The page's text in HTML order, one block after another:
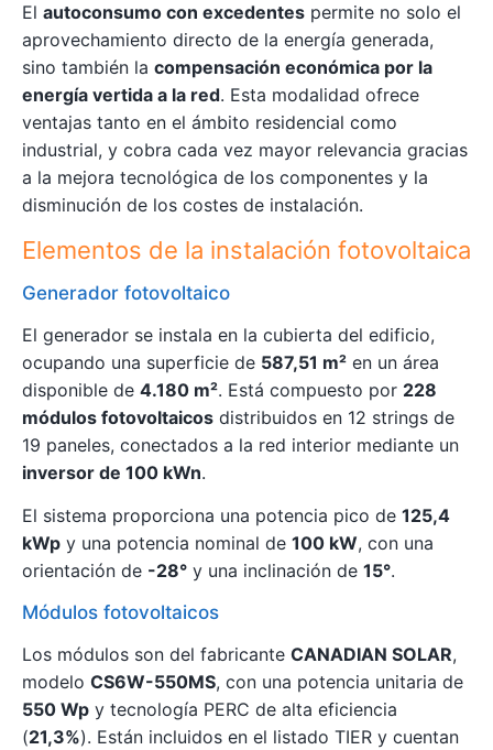
El autoconsumo con excedentes permite no solo el
aprovechamiento directo de la energía generada,
sino también la compensación económica por la
energía vertida a la red. Esta modalidad ofrece
ventajas tanto en el ámbito residencial como
industrial, y cobra cada vez mayor relevancia gracias
a la mejora tecnológica de los componentes y la
disminución de los costes de instalación.
Elementos de la instalación fotovoltaica
Generador fotovoltaico
El generador se instala en la cubierta del edificio,
ocupando una superficie de 587,51 m² en un área
disponible de 4.180 m². Está compuesto por 228
módulos fotovoltaicos distribuidos en 12 strings de
19 paneles, conectados a la red interior mediante un
inversor de 100 kWn.
El sistema proporciona una potencia pico de 125,4
kWp y una potencia nominal de 100 kW, con una
orientación de -28° y una inclinación de 15°.
Módulos fotovoltaicos
Los módulos son del fabricante CANADIAN SOLAR,
modelo CS6W-550MS, con una potencia unitaria de
550 Wp y tecnología PERC de alta eficiencia
(21,3%). Están incluidos en el listado TIER y cuentan